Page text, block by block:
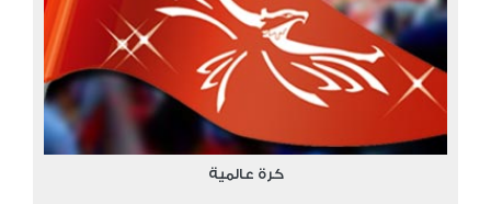
كرة عالمية